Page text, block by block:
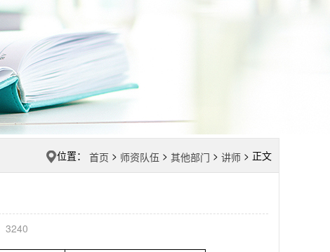
位置： 首页 > 师资队伍 > 其他部门 > 讲师 > 正文
3240